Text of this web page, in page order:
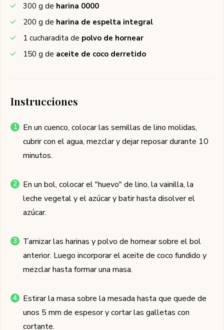
300 g de harina 0000
200 g de harina de espelta integral
1 cucharadita de polvo de hornear
150 g de aceite de coco derretido
Instrucciones
En un cuenco, colocar las semillas de lino molidas,
cubrir con el agua, mezclar y dejar reposar durante 10
minutos.
En un bol, colocar el "huevo" de lino, la vainilla, la
leche vegetal y el azúcar y batir hasta disolver el
azúcar.
Tamizar las harinas y polvo de hornear sobre el bol
anterior. Luego incorporar el aceite de coco fundido y
mezclar hasta formar una masa.
Estirar la masa sobre la mesada hasta que quede de
unos 5 mm de espesor y cortar las galletas con
cortante.